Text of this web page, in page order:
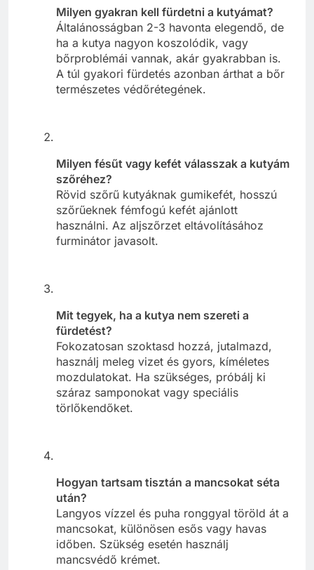
Milyen gyakran kell fürdetni a kutyámat?
Általánosságban 2-3 havonta elegendő, de
ha a kutya nagyon koszolódik, vagy
bőrproblémái vannak, akár gyakrabban is.
A túl gyakori fürdetés azonban árthat a bőr
természetes védőrétegének.
Milyen fésűt vagy kefét válasszak a kutyám
szőréhez?
Rövid szőrű kutyáknak gumikefét, hosszú
szőrűeknek fémfogú kefét ajánlott
használni. Az aljszőrzet eltávolításához
furminátor javasolt.
Mit tegyek, ha a kutya nem szereti a
fürdetést?
Fokozatosan szoktasd hozzá, jutalmazd,
használj meleg vizet és gyors, kíméletes
mozdulatokat. Ha szükséges, próbálj ki
száraz samponokat vagy speciális
törlőkendőket.
Hogyan tartsam tisztán a mancsokat séta
után?
Langyos vízzel és puha ronggyal töröld át a
mancsokat, különösen esős vagy havas
időben. Szükség esetén használj
mancsvédő krémet.